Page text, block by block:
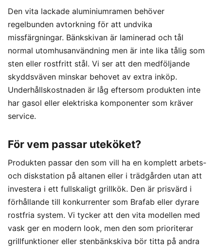
Den vita lackade aluminiumramen behöver
regelbunden avtorkning för att undvika
missfärgningar. Bänkskivan är laminerad och tål
normal utomhusanvändning men är inte lika tålig som
sten eller rostfritt stål. Vi ser att den medföljande
skyddsväven minskar behovet av extra inköp.
Underhållskostnaden är låg eftersom produkten inte
har gasol eller elektriska komponenter som kräver
service.
För vem passar uteköket?
Produkten passar den som vill ha en komplett arbets-
och diskstation på altanen eller i trädgården utan att
investera i ett fullskaligt grillkök. Den är prisvärd i
förhållande till konkurrenter som Brafab eller dyrare
rostfria system. Vi tycker att den vita modellen med
vask ger en modern look, men den som prioriterar
grillfunktioner eller stenbänkskiva bör titta på andra